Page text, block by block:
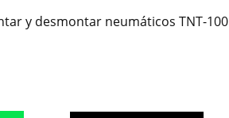
y desmontar neumáticos TNT-100